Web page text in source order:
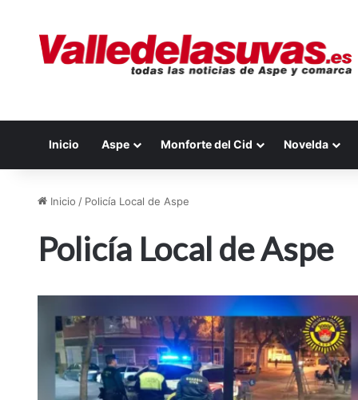
Inicio Aspe Monforte del Cid Novelda
Inicio / Policía Local de Aspe
Policía Local de Aspe